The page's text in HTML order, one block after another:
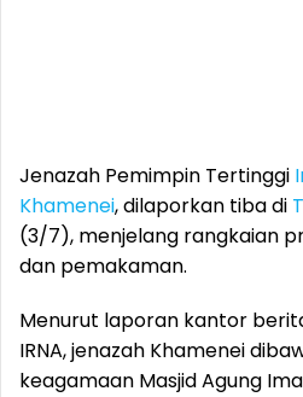
Jenazah Pemimpin Tertinggi
Khamenei, dilaporkan tiba di
(3/7), menjelang rangkaian
dan pemakaman.
Menurut laporan kantor
IRNA, jenazah Khamenei
keagamaan Masjid Agung